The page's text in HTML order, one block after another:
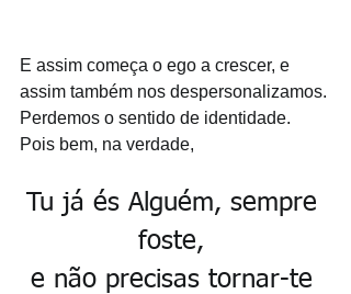
E assim começa o ego a crescer, e
assim também nos despersonalizamos.
Perdemos o sentido de identidade.
Pois bem, na verdade,
Tu já és Alguém, sempre
foste,
e não precisas tornar-te